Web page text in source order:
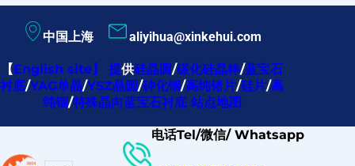
内
容
中国上海 aliyihua@xinkehui.com
【English site】提供硅晶圆/碳化硅晶棒/蓝宝石
衬底/YAG单晶/YSZ晶圆/砷化铟/高纯锗片/硅片/高
纯铟/特殊晶向蓝宝石衬底 站点地图
电话Tel/微信/ Whatsapp